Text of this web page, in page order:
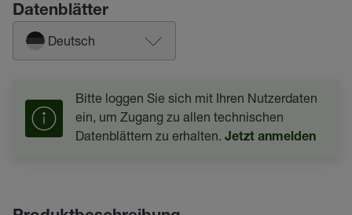
Datenblätter
Deutsch
Bitte loggen Sie sich mit Ihren Nutzerdaten
ein, um Zugang zu allen technischen
Datenblättern zu erhalten. Jetzt anmelden